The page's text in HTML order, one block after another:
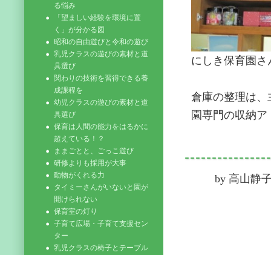
る悩み
「望ましい経験を環境に置
く」が分かる図
昭和の自由遊びと令和の遊び
乳児クラスの遊びの素材と道
具選び
関わりの技術を習得できる養
成課程を
幼児クラスの遊びの素材と道
具選び
保育は人間の能力をはるかに
超えている！？
ままごとと、ごっこ遊び
研修よりも採用が大事
動物がくれる力
タイミーさんがいないと園が
開けられない
保育室の灯り
子育て広場・子育て支援セン
ター
乳児クラスの椅子とテーブル
にしき保育園さ
倉庫の整理は
園専門の収納
by 高山静